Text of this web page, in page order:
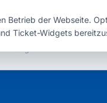
Betrieb der Webseite.
Ticket-Widgets